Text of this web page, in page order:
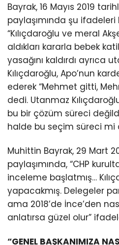
Bayrak, 16 Mayıs 2019
paylaşımında şu ifadeleri
“Kılıçdaroğlu ve meral
aldıkları kararla bebek
yasağını kaldırdı ayrıca
Kılıçdaroğlu, Apo’nun
ederek “Mehmet gitti,
dedi. Utanmaz
bu bir çözüm süreci
halde bu seçim süreci mi
Muhittin Bayrak, 29 Mart
paylaşımında, “CHP
inceleme başlatmış…
yapacakmış. Delegeler
ama 2018’de İnce’den
anlatırsa güzel olur”
“GENEL BAŞKANIMIZA